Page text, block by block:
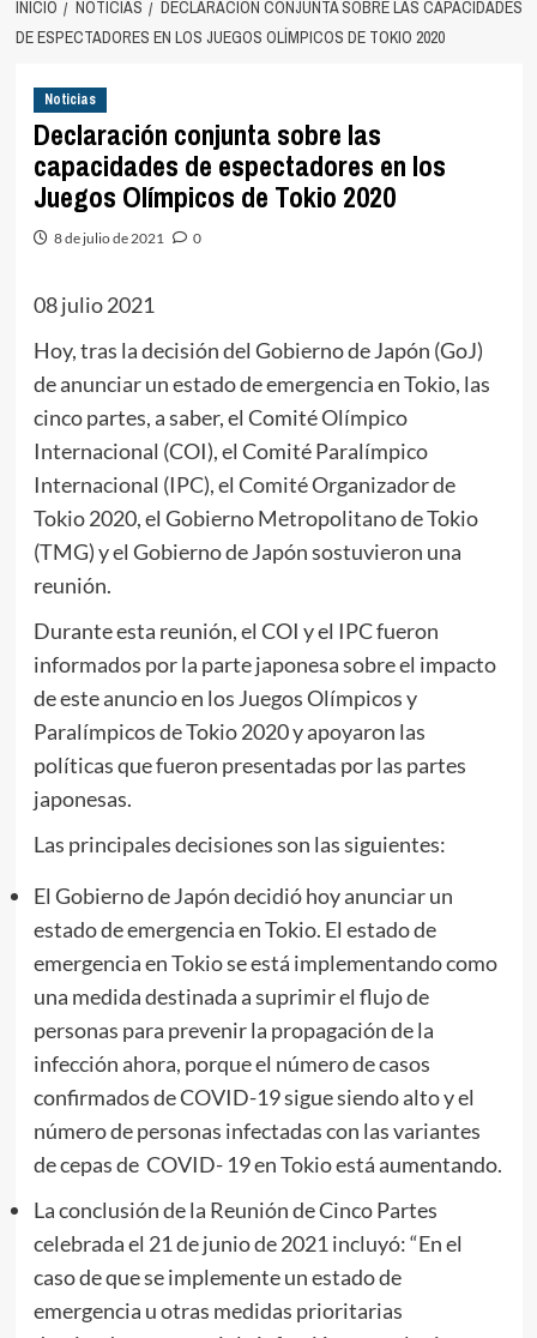
INICIO NOTICIAS
DECLARACIÓN CONJUNTA SOBRE LAS CAPACIDADES
DE ESPECTADORES EN LOS JUEGOS OLÍMPICOS DE TOKIO 2020
Noticias
Declaración conjunta sobre las
capacidades de espectadores en los
Juegos Olímpicos de Tokio 2020
8 de julio de 2021 0
08 julio 2021
Hoy, tras la decisión del Gobierno de Japón (GoJ)
de anunciar un estado de emergencia en Tokio, las
cinco partes, a saber, el Comité Olímpico
Internacional (COI), el Comité Paralímpico
Internacional (IPC), el Comité Organizador de
Tokio 2020, el Gobierno Metropolitano de Tokio
(TMG) y el Gobierno de Japón sostuvieron una
reunión.
Durante esta reunión, el COI y el IPC fueron
informados por la parte japonesa sobre el impacto
de este anuncio en los Juegos Olímpicos y
Paralímpicos de Tokio 2020 y apoyaron las
políticas que fueron presentadas por las partes
japonesas.
Las principales decisiones son las siguientes:
El Gobierno de Japón decidió hoy anunciar un
estado de emergencia en Tokio. El estado de
emergencia en Tokio se está implementando como
una medida destinada a suprimir el flujo de
personas para prevenir la propagación de la
infección ahora, porque el número de casos
confirmados de COVID-19 sigue siendo alto y el
número de personas infectadas con las variantes
de cepas de COVID- 19 en Tokio está aumentando.
La conclusión de la Reunión de Cinco Partes
celebrada el 21 de junio de 2021 incluyó: “En el
caso de que se implemente un estado de
emergencia u otras medidas prioritarias